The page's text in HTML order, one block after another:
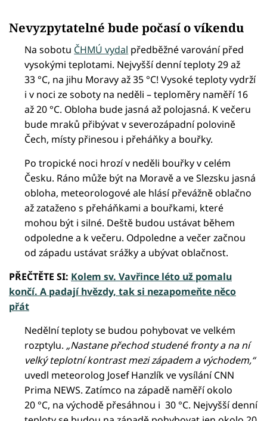
Nevyzpytatelné bude počasí o víkendu
Na sobotu ČHMÚ vydal předběžné varování před
vysokými teplotami. Nejvyšší denní teploty 29 až
33 °C, na jihu Moravy až 35 °C! Vysoké teploty vydrží
i v noci ze soboty na neděli – teploměry naměří 16
až 20 °C. Obloha bude jasná až polojasná. K večeru
bude mraků přibývat v severozápadní polovině
Čech, místy přinesou i přeháňky a bouřky.
Po tropické noci hrozí v neděli bouřky v celém
Česku. Ráno může být na Moravě a ve Slezsku jasná
obloha, meteorologové ale hlásí převážně oblačno
až zataženo s přeháňkami a bouřkami, které
mohou být i silné. Deště budou ustávat během
odpoledne a k večeru. Odpoledne a večer začnou
od západu ustávat srážky a ubývat oblačnost.
PŘEČTĚTE SI: Kolem sv. Vavřince léto už pomalu
končí. A padají hvězdy, tak si nezapomeňte něco
přát
Nedělní teploty se budou pohybovat ve velkém
rozptylu. „Nastane přechod studené fronty a na ní
velký teplotní kontrast mezi západem a východem,“
uvedl meteorolog Josef Hanzlík ve vysílání CNN
Prima NEWS. Zatímco na západě naměří okolo
20 °C, na východě přesáhnou i 30 °C. Nejvyšší denní